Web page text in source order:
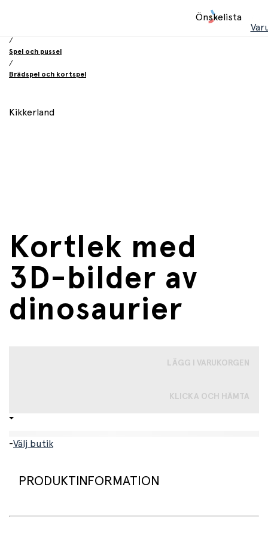
Önskelista
/
Spel och pussel
/
Brädspel och kortspel
Kikkerland
Kortlek med
3D-bilder av
dinosaurier
LÄGG I VARUKORGEN
KLICKA OCH HÄMTA
-Välj butik
PRODUKTINFORMATION
Spela Vänd-åtta, Krig eller Finns i sjön med denna coola